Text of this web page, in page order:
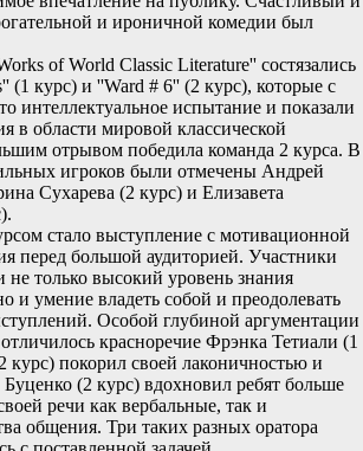
и ироничной комедии был
of World Classic Literature'' состязались
(1 курс) и ''Ward # 6'' (2 курс), которые с
интеллектуальное испытание и показали
в области мировой классической
отрывом победила команда 2 курса. В
игроков были отмечены Андрей
Сухарева (2 курс) и Елизавета
стало выступление с мотивационной
перед большой аудиторией. Участники
не только высокий уровень знания
и умение владеть собой и преодолевать
Особой глубиной аргументации
красноречие Фрэнка Тетиали (1
курс) покорил своей лаконичностью и
(2 курс) вдохновил ребят больше
речи как вербальные, так и
общения. Три таких разных оратора